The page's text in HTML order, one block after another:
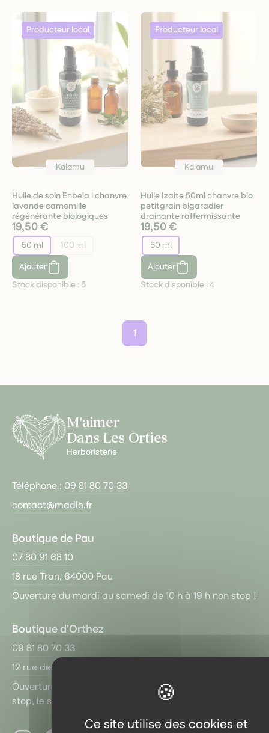
Ce site utilise des cookies et
Kalamu
Huile de soin Enbeia l chanvre
lavande camomille
régénérante biologiques
19,50 €
50 ml
100 ml
Ajouter
Stock disponible : 5
Kalamu
Huile Izaite 50ml chanvre bio
petitgrain bigaradier
drainante raffermissante
19,50 €
50 ml
Ajouter
Stock disponible :4
1
M'aimer
Dans Les Orties
Herboristerie
Téléphone : 09 81 80 70 33
contact@madlo.fr
Boutique de Pau
07 80 91 68 10
18 rue Tran, 64000 Pau
Ouverture du mardi au samedi de 10 h à 19 h non stop !
Boutique d'Orthez
09 81 80 70 33
12 rue de l’Horloge, 64300 Orthez
Ouverture du mardi au vendredi de 10 h à 18 h non
stop, le samedi de 10 h à 13 h